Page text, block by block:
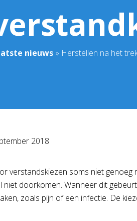
nieuws » Herstellen na het
2018
verstandskiezen soms niet
niet doorkomen. Wanneer dit
zoals pijn of een infectie. De